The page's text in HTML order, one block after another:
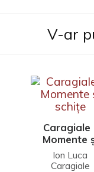
V-ar
Caragiale
Momente
schițe
Ion Luca
Caragiale